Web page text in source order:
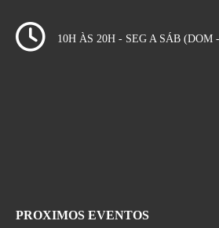
10H ÀS 20H - SEG A SÁB (DOM
PROXIMOS EVENTOS